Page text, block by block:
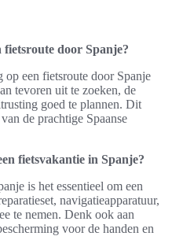
fietsroute door Spanje?
een fietsroute door Spanje
tevoren uit te zoeken, de
goed te plannen. Dit
de prachtige Spaanse
fietsvakantie in Spanje?
is het essentieel om een
navigatieapparatuur,
te nemen. Denk ook aan
voor de handen en